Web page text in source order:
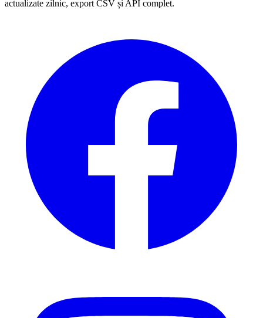
actualizate zilnic, export CSV și API complet.